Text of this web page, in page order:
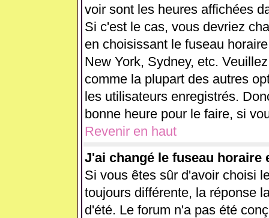
voir sont les heures affichées
Si c'est le cas, vous devriez
en choisissant le fuseau
New York, Sydney, etc.
comme la plupart des autres
les utilisateurs enregistrés.
bonne heure pour le faire, si
Revenir en haut
J'ai changé le fuseau
Si vous êtes sûr d'avoir choisi
toujours différente, la réponse
d'été. Le forum n'a pas été